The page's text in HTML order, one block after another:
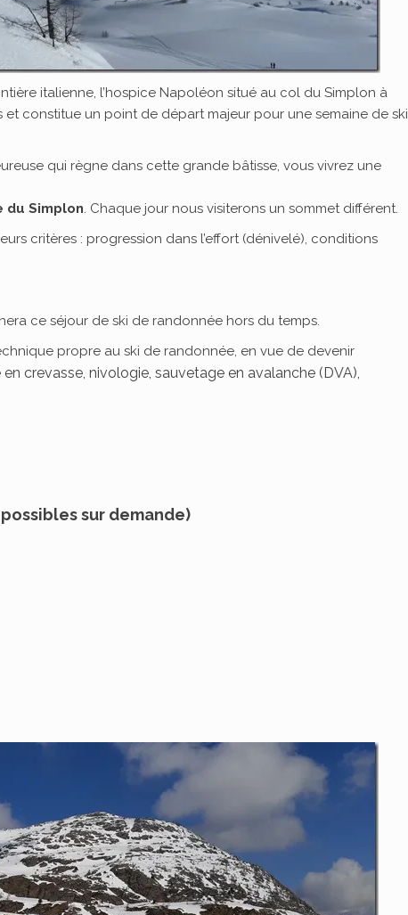
italienne, l’hospice Napoléon situé au col du Simplon à
et constitue un point de départ majeur pour une semaine de ski
qui règne dans cette grande bâtisse, vous vivrez une
du Simplon. Chaque jour nous visiterons un sommet différent.
critères : progression dans l’effort (dénivelé), conditions
ce séjour de ski de randonnée hors du temps.
propre au ski de randonnée, en vue de devenir
crevasse, nivologie, sauvetage en avalanche (DVA),
sur demande)